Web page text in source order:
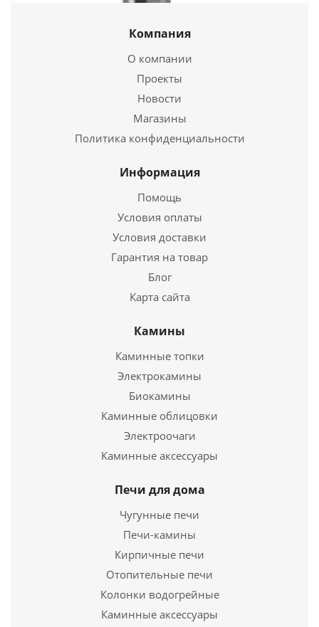
1 118руб.
Подробнее
Купить в 1 клик
Купить в 1 клик
Площадка монтажная Моно ПММ-Р D 150 (430 - 0.8)
Компания
О компании
Проекты
Новости
Магазины
Политика конфиденциальности
Информация
Помощь
Условия оплаты
Условия доставки
Гарантия на товар
Блог
Карта сайта
Камины
Каминные топки
Электрокамины
Биокамины
Каминные облицовки
Электроочаги
Каминные аксессуары
Печи для дома
Чугунные печи
Печи-камины
Кирпичные печи
Отопительные печи
Колонки водогрейные
Каминные аксессуары